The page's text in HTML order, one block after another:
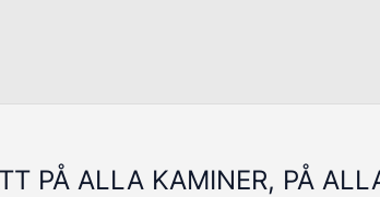
PÅ ALLA KAMINER, PÅ